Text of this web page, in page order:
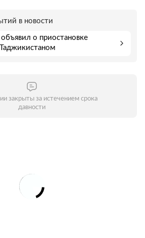
в новости
о приостановке
закрыты за истечением срока
давности